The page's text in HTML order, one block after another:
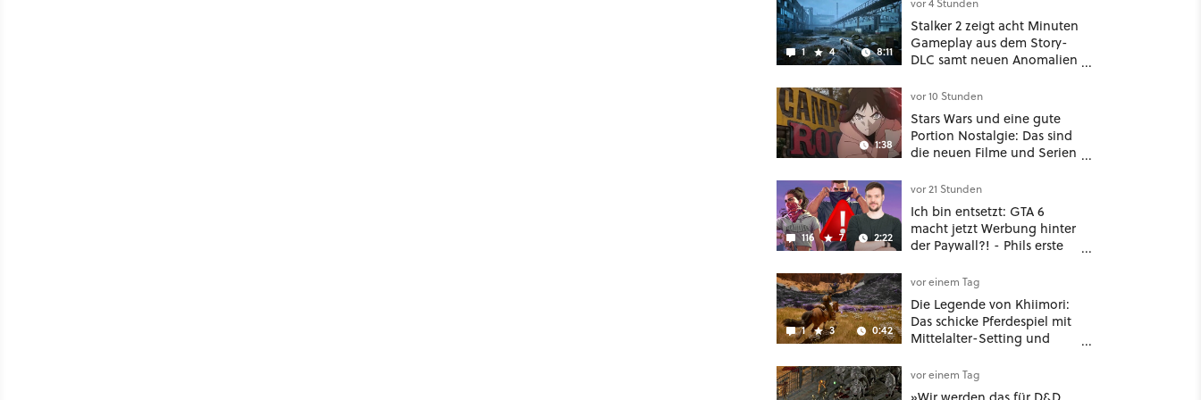
1 4 8:11
vor 4 Stunden
Stalker 2 zeigt acht Minuten
Gameplay aus dem Story-
DLC samt neuen Anomalien
1:38
vor 10 Stunden
Stars Wars und eine gute
Portion Nostalgie: Das sind
die neuen Filme und Serien
116 7 2:22
vor 21 Stunden
Ich bin entsetzt: GTA 6
macht jetzt Werbung hinter
der Paywall?! - Phils erste
Deal
1 3 0:42
vor einem Tag
Die Legende von Khiimori:
Das schicke Pferdespiel mit
Mittelalter-Setting und
noch größer und
gefährlicher
vor einem Tag